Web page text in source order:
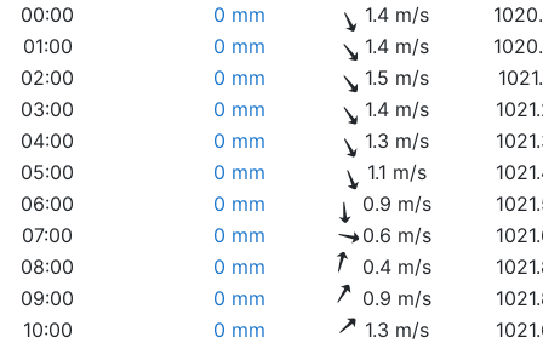
00:00
0 mm 1.4 m/s
01:00
0 mm 1.4 m/s
02:00
0 mm 1.5 m/s
03:00
0 mm 1.4 m/s
04:00
0 mm 1.3 m/s
05:00
0 mm 1.1 m/s
06:00
0 mm 0.9 m/s
07:00
0 mm 0.6 m/s
08:00
0 mm 0.4 m/s
09:00
0 mm 0.9 m/s
10:00
0 mm 1.3 m/s